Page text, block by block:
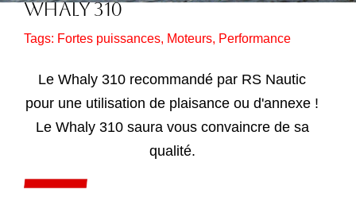
Whaly 310
Tags: Fortes puissances, Moteurs, Performance
Le Whaly 310 recommandé par RS Nautic
pour une utilisation de plaisance ou d'annexe !
Le Whaly 310 saura vous convaincre de sa
qualité.